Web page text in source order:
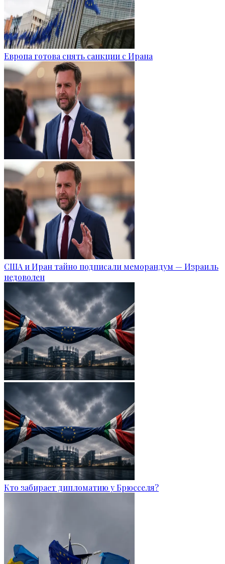
Европа готова снять санкции с Ирана
США и Иран тайно подписали меморандум — Израиль
недоволен
Кто забирает дипломатию у Брюсселя?